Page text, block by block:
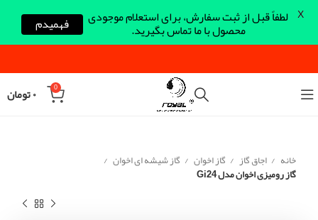
0 ۰تومان
خانه اجاق گاز گاز اخوان گاز شیشه ای اخوان
گاز رومیزی اخوان مدل Gi24
لطفاً قبل از ثبت سفارش، برای استعلام موجودی
محصول با ما تماس بگیرید. فهمیدم X